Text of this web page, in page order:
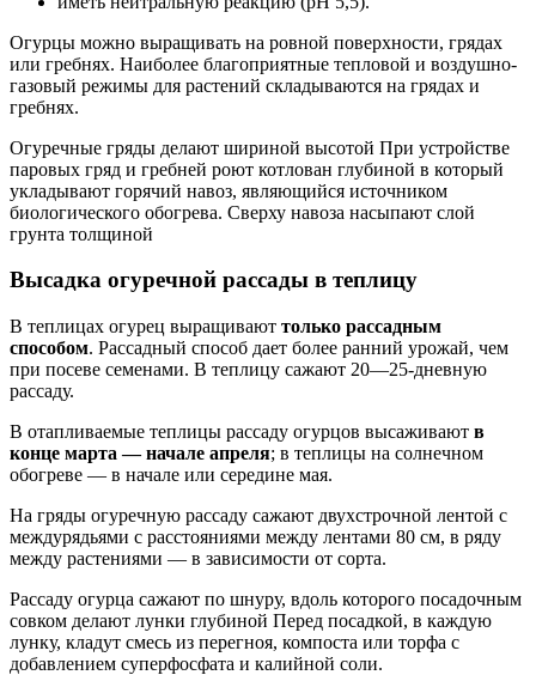
Огурцы можно выращивать на ровной поверхности, грядах
или гребнях. Наиболее благоприятные тепловой и воздушно-
газовый режимы для растений складываются на грядах и
гребнях.
Огуречные гряды делают шириной высотой При устройстве
паровых гряд и гребней роют котлован глубиной в который
укладывают горячий навоз, являющийся источником
биологического обогрева. Сверху навоза насыпают слой
грунта толщиной
Высадка огуречной рассады в теплицу
В теплицах огурец выращивают только рассадным
способом. Рассадный способ дает более ранний урожай, чем
при посеве семенами. В теплицу сажают 20—25-дневную
рассаду.
В отапливаемые теплицы рассаду огурцов высаживают в
конце марта — начале апреля; в теплицы на солнечном
обогреве — в начале или середине мая.
На гряды огуречную рассаду сажают двухстрочной лентой с
междурядьями с расстояниями между лентами 80 см, в ряду
между растениями — в зависимости от сорта.
Рассаду огурца сажают по шнуру, вдоль которого посадочным
совком делают лунки глубиной Перед посадкой, в каждую
лунку, кладут смесь из перегноя, компоста или торфа с
добавлением суперфосфата и калийной соли.